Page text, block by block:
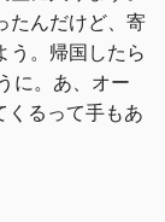
たんだけど、寄
う。帰国したら
に。あ、オー
くるって手もあ